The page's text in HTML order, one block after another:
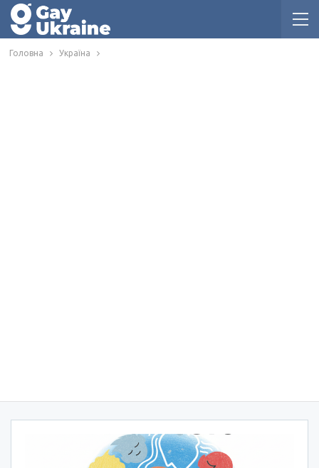
Головна Україна